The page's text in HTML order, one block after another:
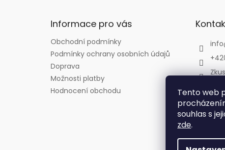
Tento web
souhlas s
zde.
Informace pro vás
Obchodní podmínky
Podmínky ochrany osobních údajů
Doprava
Možnosti platby
Hodnocení obchodu
info